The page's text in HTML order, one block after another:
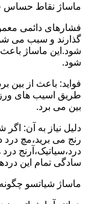
ماساژ نقاط حساس
فشارهای دائمی
گذارند و سبب می
شود.این ماساژ
شود.
فواید: باعث از بین
طریق اسیب های
بین می برد.
دلیل نیاز به آن:
رنج می برید،مچ
درد،سیاتیک،آرنج
سادگی تمام این
ماساژ شیاتسو